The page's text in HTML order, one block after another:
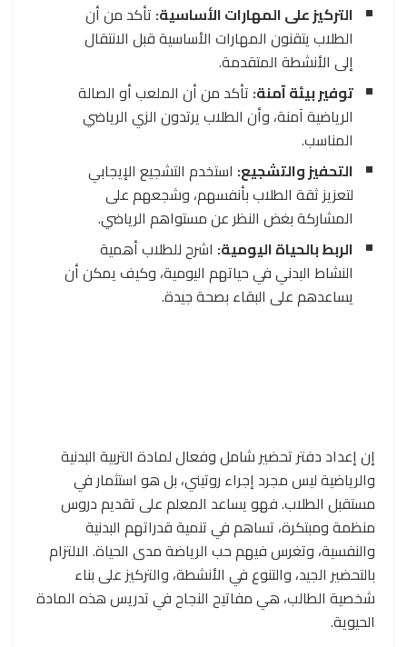
التركيز على المهارات الأساسية: تأكد من أن
الطلاب يتقنون المهارات الأساسية قبل الانتقال
إلى الأنشطة المتقدمة.
توفير بيئة آمنة: تأكد من أن الملعب أو الصالة
الرياضية آمنة، وأن الطلاب يرتدون الزي الرياضي
المناسب.
التحفيز والتشجيع: استخدم التشجيع الإيجابي
لتعزيز ثقة الطلاب بأنفسهم، وشجعهم على
المشاركة بغض النظر عن مستواهم الرياضي.
الربط بالحياة اليومية: اشرح للطلاب أهمية
النشاط البدني في حياتهم اليومية، وكيف يمكن أن
يساعدهم على البقاء بصحة جيدة.
إن إعداد دفتر تحضير شامل وفعال لمادة التربية البدنية
والرياضية ليس مجرد إجراء روتيني، بل هو استثمار في
مستقبل الطلاب. فهو يساعد المعلم على تقديم دروس
منظمة ومبتكرة، تساهم في تنمية قدراتهم البدنية
والنفسية، وتغرس فيهم حب الرياضة مدى الحياة. الالتزام
بالتحضير الجيد، والتنوع في الأنشطة، والتركيز على بناء
شخصية الطالب، هي مفاتيح النجاح في تدريس هذه المادة
الحيوية.